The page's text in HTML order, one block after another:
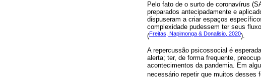
Pelo fato de o surto de coronavírus
preparados antecipadamente e
dispuseram a criar espaços
complexidade pudessem ter seus
(Freitas, Napimonga & Donalisio, 2020).
A repercussão psicossocial é
alerta; ter, de forma frequente,
acontecimentos da pandemia. Em
necessário repetir que muitos desses